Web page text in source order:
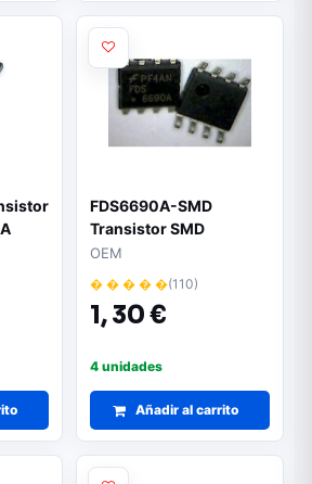
FDS6690A-SMD
Transistor SMD
OEM
� � � � �(110)
1,30 €
4 unidades
Añadir al carrito